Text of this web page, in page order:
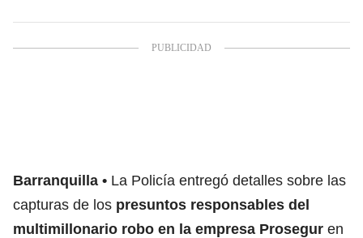
Barranquilla
La Policía entregó detalles sobre las
capturas de los presuntos responsables del
multimillonario robo en la empresa Prosegur en